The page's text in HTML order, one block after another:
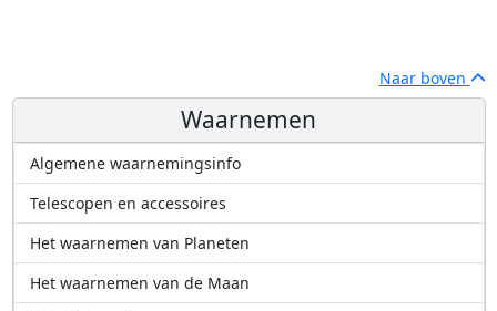
Naar boven
Waarnemen
Algemene waarnemingsinfo
Telescopen en accessoires
Het waarnemen van Planeten
Het waarnemen van de Maan